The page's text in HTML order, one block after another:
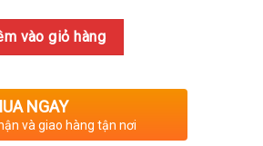
vào giỏ hàng
NGAY
và giao hàng tận nơi